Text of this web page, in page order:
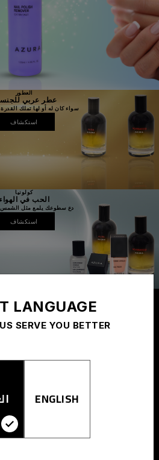
LANGUAGE
SERVE YOU BETTER.
ENGLISH
العطور
عطر عربي
سواء كان له أو لها تملك القدرة
استكشاف
كولونيا
الحب في الهواء
دع سطوعك يلمع مثل الشمس
استكشاف
خدمات
استمتع بشحن قياسي